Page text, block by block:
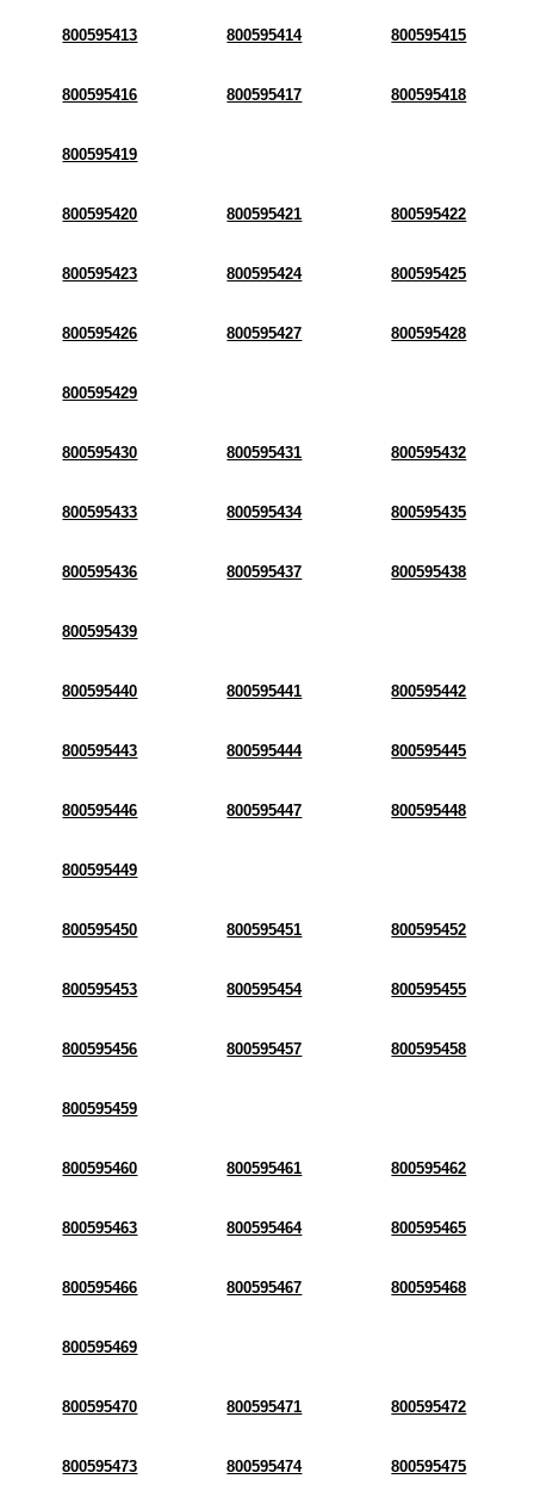
800595413 800595414 800595415
800595416 800595417 800595418
800595419
800595420 800595421 800595422
800595423 800595424 800595425
800595426 800595427 800595428
800595429
800595430 800595431 800595432
800595433 800595434 800595435
800595436 800595437 800595438
800595439
800595440 800595441 800595442
800595443 800595444 800595445
800595446 800595447 800595448
800595449
800595450 800595451 800595452
800595453 800595454 800595455
800595456 800595457 800595458
800595459
800595460 800595461 800595462
800595463 800595464 800595465
800595466 800595467 800595468
800595469
800595470 800595471 800595472
800595473 800595474 800595475